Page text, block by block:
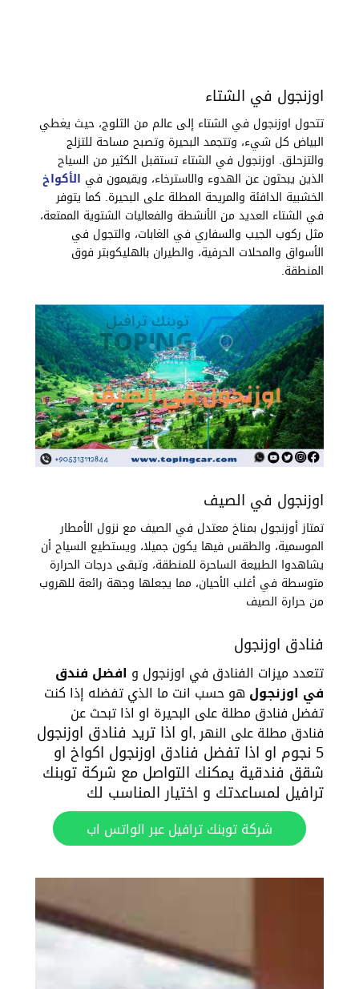
اوزنجول في الشتاء
تتحول اوزنجول في الشتاء إلى عالم من الثلوج، حيث يغطي
البياض كل شيء، وتتجمد البحيرة وتصبح مساحة للتزلج
والتزحلق. اوزنجول في الشتاء تستقبل الكثير من السياح
الذين يبحثون عن الهدوء والاسترخاء، ويقيمون في الأكواخ
الخشبية الدافئة والمريحة المطلة على البحيرة. كما يتوفر
في الشتاء العديد من الأنشطة والفعاليات الشتوية الممتعة،
مثل ركوب الجيب والسفاري في الغابات، والتجول في
الأسواق والمحلات الحرفية، والطيران بالهليكوبتر فوق
المنطقة.
اوزنجول في الصيف
تمتاز أوزنجول بمناخ معتدل في الصيف مع نزول الأمطار
الموسمية، والطقس فيها يكون جميلا، ويستطيع السياح أن
يشاهدوا الطبيعة الساحرة للمنطقة، وتبقى درجات الحرارة
متوسطة في أغلب الأحيان، مما يجعلها وجهة رائعة للهروب
من حرارة الصيف
فنادق اوزنجول
تتعدد ميزات الفنادق في اوزنجول و افضل فندق
في اوزنجول هو حسب انت ما الذي تفضله إذا كنت
تفضل فنادق مطلة على البحيرة او اذا تبحث عن
فنادق مطلة على النهر ,او اذا تريد فنادق اوزنجول
5 نجوم او اذا تفضل فنادق اوزنجول اكواخ او
شقق فندقية يمكنك التواصل مع شركة توبنك
ترافيل لمساعدتك و اختيار المناسب لك
شركة توبنك ترافيل عبر الواتس اب